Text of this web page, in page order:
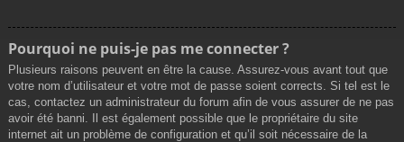
Pourquoi ne puis-je pas me connecter ?
Plusieurs raisons peuvent en être la cause. Assurez-vous avant tout que
votre nom d’utilisateur et votre mot de passe soient corrects. Si tel est le
cas, contactez un administrateur du forum afin de vous assurer de ne pas
avoir été banni. Il est également possible que le propriétaire du site
internet ait un problème de configuration et qu’il soit nécessaire de la